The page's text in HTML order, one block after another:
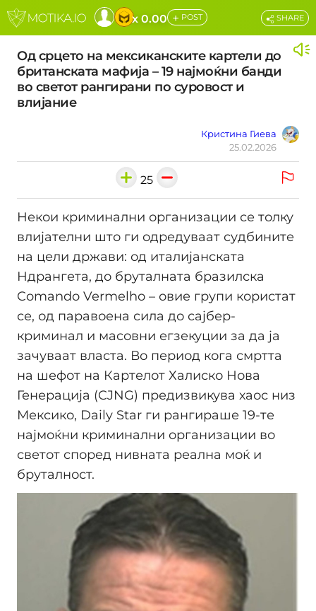
x 0.00 + POST
Од срцето на мексиканските картели до
британската мафија – 19 најмоќни банди
во светот рангирани по суровост и
влијание
Кристина Гиева
25.02.2026
SHARE
25
Некои криминални организации се толку
влијателни што ги одредуваат судбините
на цели држави: од италијанската
Ндрангета, до бруталната бразилска
Comando Vermelho – овие групи користат
се, од паравоена сила до сајбер-
криминал и масовни егзекуции за да ја
зачуваат власта. Во период кога смртта
на шефот на Картелот Халиско Нова
Генерација (CJNG) предизвикува хаос низ
Мексико, Daily Star ги рангираше 19-те
најмоќни криминални организации во
светот според нивната реална моќ и
бруталност.